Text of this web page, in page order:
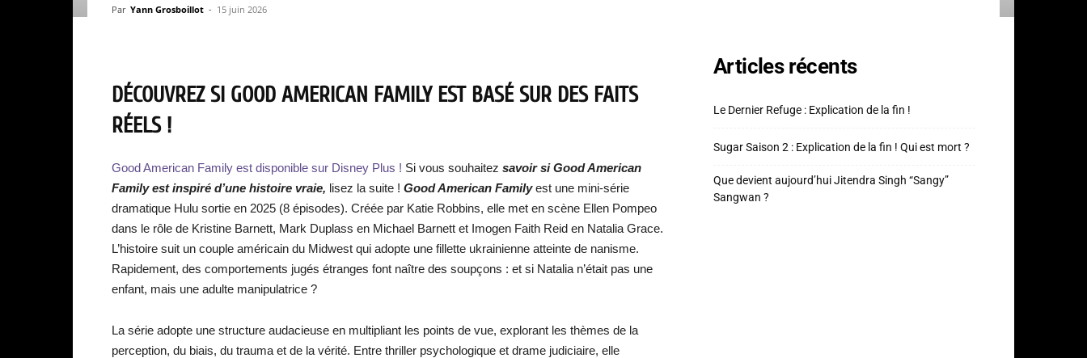
Par Yann Grosboillot - 15 juin 2026
DÉCOUVREZ SI GOOD AMERICAN FAMILY EST BASÉ SUR DES FAITS
RÉELS !
Good American Family est disponible sur Disney Plus ! Si vous souhaitez savoir siGood American
Familyest inspiré d’une histoire vraie, lisez la suite ! Good American Familyest une mini-série
dramatique Hulu sortie en 2025 (8 épisodes). Créée par Katie Robbins, elle met en scène Ellen Pompeo
dans le rôle de Kristine Barnett, Mark Duplass en Michael Barnett et Imogen Faith Reid en Natalia Grace.
L’histoire suit un couple américain du Midwest qui adopte une fillette ukrainienne atteinte de nanisme.
Rapidement, des comportements jugés étranges font naître des soupçons : et si Natalia n’était pas une
enfant, mais une adulte manipulatrice ?
La série adopte une structure audacieuse en multipliant les points de vue, explorant les thèmes de la
perception, du biais, du trauma et de la vérité. Entre thriller psychologique et drame judiciaire, elle
Articles récents
Le Dernier Refuge : Explication de la fin !
Sugar Saison 2 : Explication de la fin ! Qui est mort ?
Que devient aujourd’hui Jitendra Singh “Sangy”
Sangwan ?